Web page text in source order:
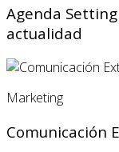
Agenda
actualidad
Marketing
Comunicación